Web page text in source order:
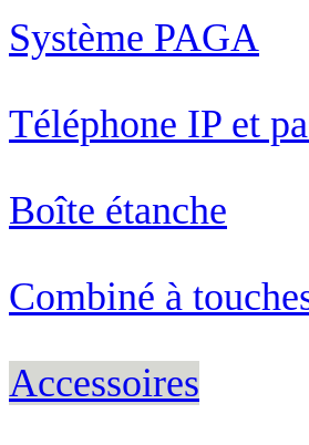
Système PAGA
Téléphone IP et
Boîte étanche
Combiné à
Accessoires